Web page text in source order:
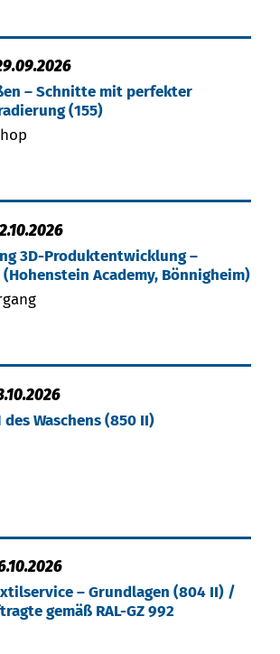
– Schnitte mit perfekter
(155)
3D-Produktentwicklung –
(Hohenstein Academy, Bönnigheim)
des Waschens (850 II)
– Grund­la­gen (804 II) /
gemäß RAL-GZ 992